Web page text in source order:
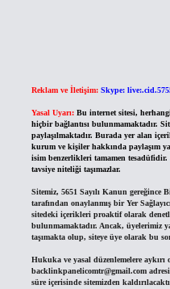
Reklam ve İletişim: Skype:
Yasal Uyarı: Bu internet sitesi,
hiçbir bağlantısı bulunmamaktadır.
paylaşılmaktadır. Burada yer alan
kurum ve kişiler hakkında paylaşım
isim benzerlikleri tamamen
tavsiye niteliği taşımazlar.
Sitemiz, 5651 Sayılı Kanun
tarafından onaylanmış bir Yer
sitedeki içerikleri proaktif olarak
bulunmamaktadır. Ancak, üyelerimiz
taşımakta olup, siteye üye olarak bu
Hukuka ve yasal düzenlemelere
backlinkpanelicomtr@gmail.com
süre içerisinde sitemizden